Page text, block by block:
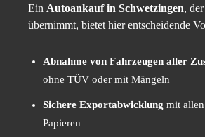
Ein Autoankauf in Schwetzingen,
übernimmt, bietet hier entscheidende
Abnahme von Fahrzeugen aller
ohne TÜV oder mit Mängeln
Sichere Exportabwicklung mit
Papieren